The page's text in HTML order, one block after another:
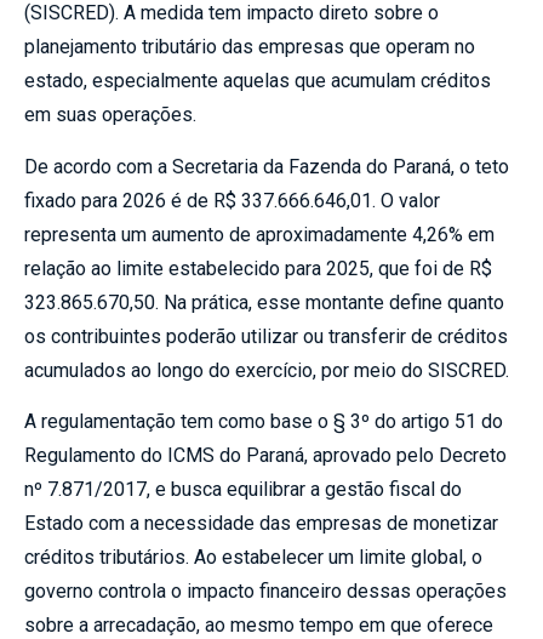
(SISCRED). A medida tem impacto direto sobre o
planejamento tributário das empresas que operam no
estado, especialmente aquelas que acumulam créditos
em suas operações.
De acordo com a Secretaria da Fazenda do Paraná, o teto
fixado para 2026 é de R$ 337.666.646,01. O valor
representa um aumento de aproximadamente 4,26% em
relação ao limite estabelecido para 2025, que foi de R$
323.865.670,50. Na prática, esse montante define quanto
os contribuintes poderão utilizar ou transferir de créditos
acumulados ao longo do exercício, por meio do SISCRED.
A regulamentação tem como base o § 3º do artigo 51 do
Regulamento do ICMS do Paraná, aprovado pelo Decreto
nº 7.871/2017, e busca equilibrar a gestão fiscal do
Estado com a necessidade das empresas de monetizar
créditos tributários. Ao estabelecer um limite global, o
governo controla o impacto financeiro dessas operações
sobre a arrecadação, ao mesmo tempo em que oferece